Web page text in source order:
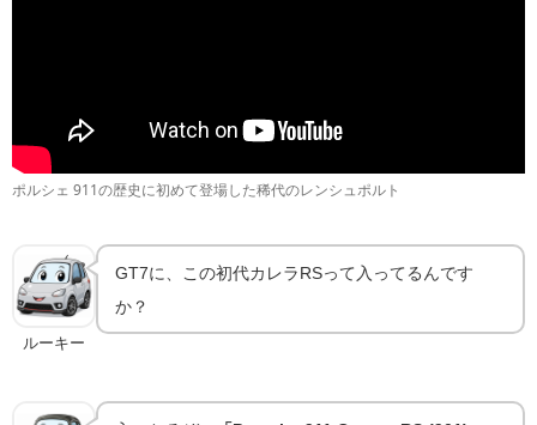
ポルシェ 911の歴史に初めて登場した稀代のレンシュポルト
ルーキー
GT7に、この初代カレラRSって入ってるんです
か？